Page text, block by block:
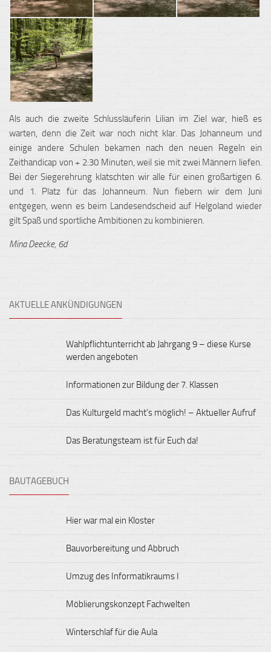
Als auch die zweite Schlussläuferin Lilian im Ziel war, hieß es
warten, denn die Zeit war noch nicht klar. Das Johanneum und
einige andere Schulen bekamen nach den neuen Regeln ein
Zeithandicap von + 2:30 Minuten, weil sie mit zwei Männern liefen.
Bei der Siegerehrung klatschten wir alle für einen großartigen 6.
und 1. Platz für das Johanneum. Nun fiebern wir dem Juni
entgegen, wenn es beim Landesendscheid auf Helgoland wieder
gilt Spaß und sportliche Ambitionen zu kombinieren.
Mina Deecke, 6d
AKTUELLE ANKÜNDIGUNGEN
Wahlpflichtunterricht ab Jahrgang 9 – diese Kurse
werden angeboten
Informationen zur Bildung der 7. Klassen
Das Kulturgeld macht’s möglich! – Aktueller Aufruf
Das Beratungsteam ist für Euch da!
BAUTAGEBUCH
Hier war mal ein Kloster
Bauvorbereitung und Abbruch
Umzug des Informatikraums I
Möblierungskonzept Fachwelten
Winterschlaf für die Aula